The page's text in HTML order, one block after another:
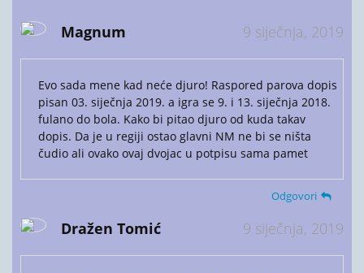
Magnum 9 siječnja, 2019
Evo sada mene kad neće djuro! Raspored parova dopis
pisan 03. siječnja 2019. a igra se 9. i 13. siječnja 2018.
fulano do bola. Kako bi pitao djuro od kuda takav
dopis. Da je u regiji ostao glavni NM ne bi se ništa
čudio ali ovako ovaj dvojac u potpisu sama pamet
Odgovori
Dražen Tomić 9 siječnja, 2019